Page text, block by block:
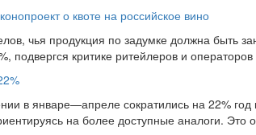
о квоте на российское вино
чья продукция по задумке должна быть
подвергся критике ритейлеров и
в январе—апреле сократились на 22% год
на более доступные аналоги. Это